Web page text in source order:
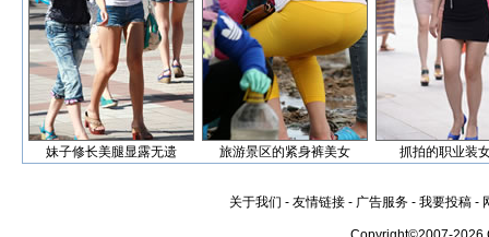
妹子修长美腿显露无遗 旅游景区的紧身裤美女 抓拍的职业装
关于我们 - 友情链接 - 广告服务 - 我要投稿 -